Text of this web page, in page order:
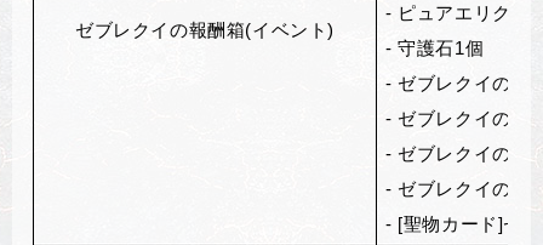
ゼブレクイの報酬箱(イベント)
- ピュアエリクサ
-守護石1個
-ゼブレクイの魔
- ゼブレクイの牙
- ゼブレクイのレ
- ゼブレクイのレ
- [聖物カード]ゼ